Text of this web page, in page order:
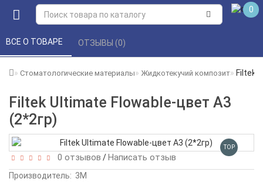
0
Стоматологические материалы Жидкотекучий композит Filtek
Filtek Ultimate Flowable-цвет А3
(2*2гр)
ВСЕ О ТОВАРЕ ОТЗЫВЫ (0)
TOP
0 отзывов /Написать отзыв
Производитель: 3М